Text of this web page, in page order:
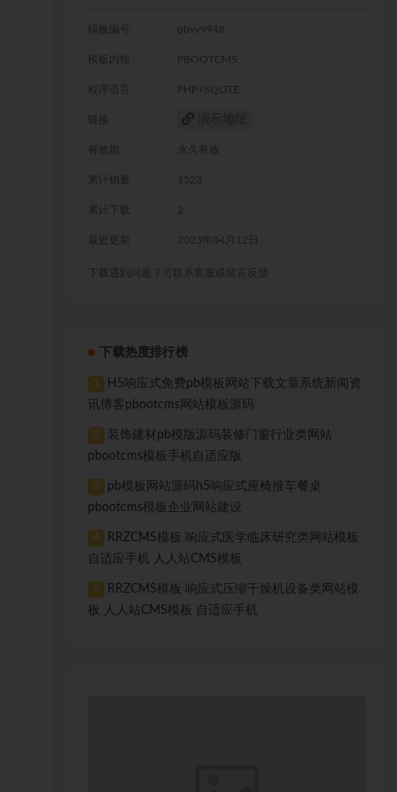
模板编号 pbvv9948
模板内核 PBOOTCMS
程序语言 PHP+SQLITE
链接
有效期 永久有效
累计销量 1523
累计下载 2
最近更新 2023年04月12日
下载遇到问题？可联系客服或留言反馈
下载热度排行榜
1
H5响应式免费pb模板网站下载文章系统新闻资
讯博客pbootcms网站模板源码
2
装饰建材pb模版源码装修门窗行业类网站
pbootcms模板手机自适应版
3
pb模板网站源码h5响应式座椅推车餐桌
pbootcms模板企业网站建设
4
RRZCMS模板 响应式医学临床研究类网站模板
自适应手机 人人站CMS模板
5
RRZCMS模板 响应式压缩干燥机设备类网站模
板 人人站CMS模板 自适应手机